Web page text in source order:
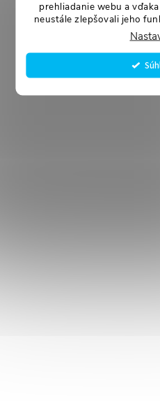
prehliadanie webu a
neustále zlepšovali jeho